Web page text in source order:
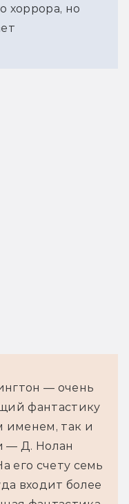
хоррора, но
— очень
фантастику
именем, так и
— Д. Нолан
его счету семь
входит более